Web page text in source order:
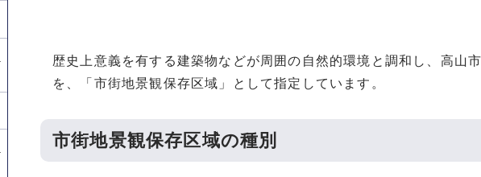
歴史上意義を有する建築物などが周囲の自然的環境と調和し、高山
を、「市街地景観保存区域」として指定しています。
市街地景観保存区域の種別